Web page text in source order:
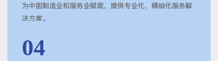
为中国制造业和服务业赋能，提供专业化、精细化服务解
决方案。
04